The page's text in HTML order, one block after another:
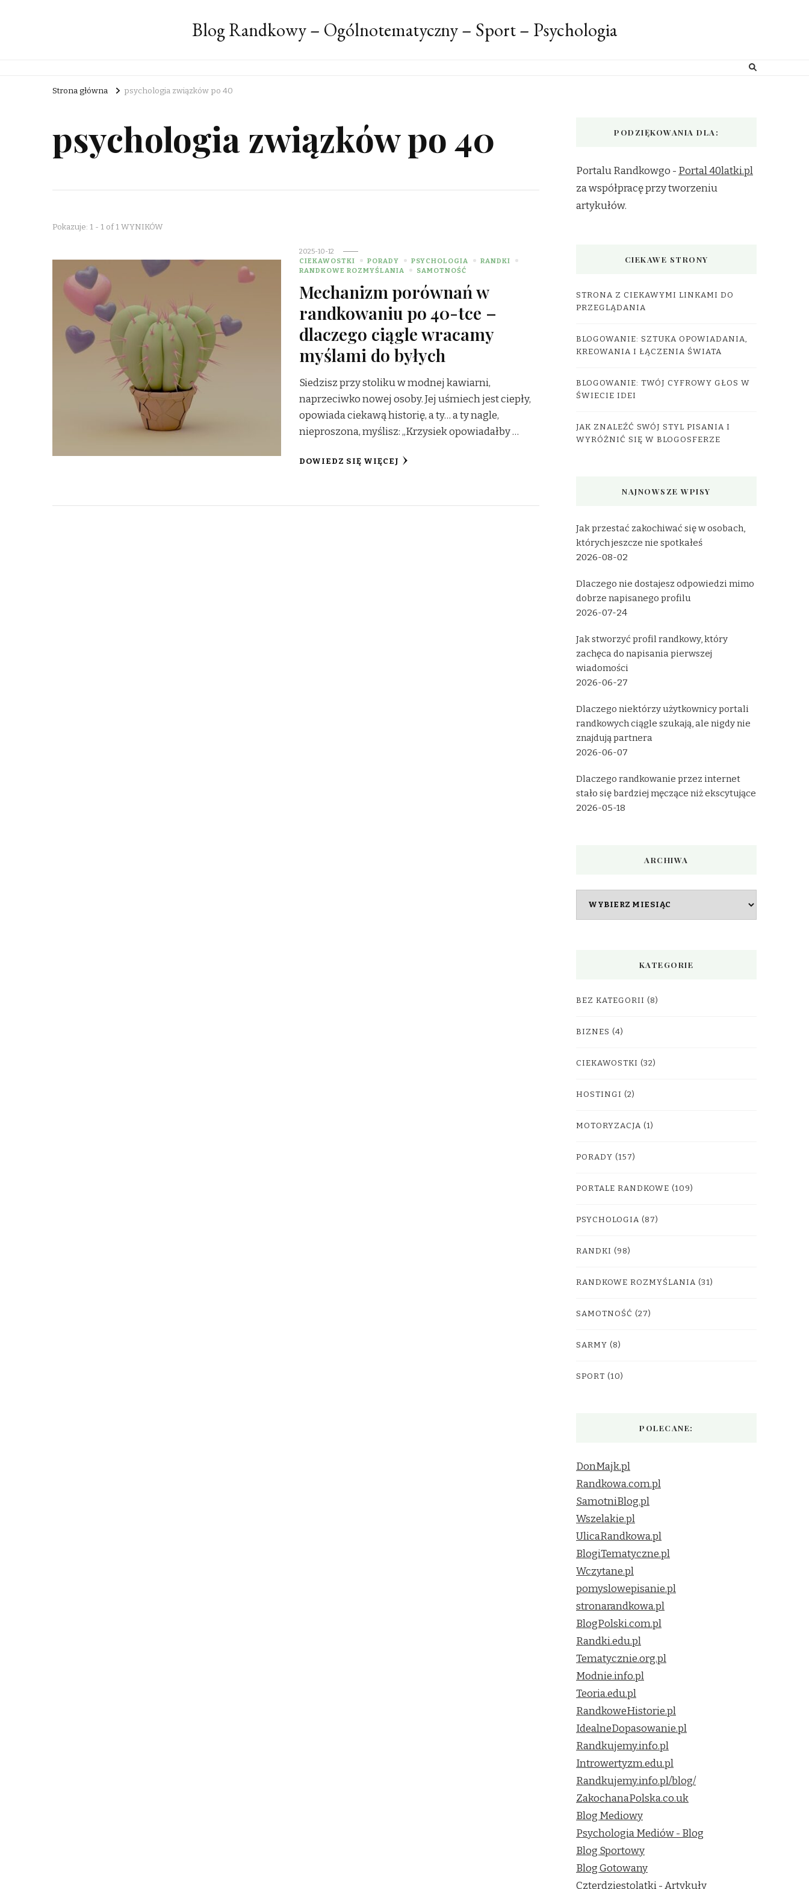
Blog Randkowy – Ogólnotematyczny – Sport – Psychologia
Strona główna psychologia związków po 40
psychologia związków po 40
Pokazuje: 1 - 1 of 1 WYNIKÓW
2025-10-12
CIEKAWOSTKI
PORADY PSYCHOLOGIA
RANDKI
RANDKOWE ROZMYŚLANIA
SAMOTNOŚĆ
Mechanizm porównań w
randkowaniu po 40-tce –
dlaczego ciągle wracamy
myślami do byłych
Siedzisz przy stoliku w modnej kawiarni,
naprzeciwko nowej osoby. Jej uśmiech jest ciepły,
opowiada ciekawą historię, a ty… a ty nagle,
nieproszona, myślisz: „Krzysiek opowiadałby …
DOWIEDZ SIĘ WIĘCEJ
PODZIĘKOWANIA DLA:
Portalu Randkowgo - Portal 40latki.pl
za współpracę przy tworzeniu
artykułów.
CIEKAWE STRONY
STRONA Z CIEKAWYMI LINKAMI DO
PRZEGLĄDANIA
BLOGOWANIE: SZTUKA OPOWIADANIA,
KREOWANIA I ŁĄCZENIA ŚWIATA
BLOGOWANIE: TWÓJ CYFROWY GŁOS W
ŚWIECIE IDEI
JAK ZNALEŹĆ SWÓJ STYL PISANIA I
WYRÓŻNIĆ SIĘ W BLOGOSFERZE
NAJNOWSZE WPISY
Jak przestać zakochiwać się w osobach,
których jeszcze nie spotkałeś
2026-08-02
Dlaczego nie dostajesz odpowiedzi mimo
dobrze napisanego profilu
2026-07-24
Jak stworzyć profil randkowy, który
zachęca do napisania pierwszej
wiadomości
2026-06-27
Dlaczego niektórzy użytkownicy portali
randkowych ciągle szukają, ale nigdy nie
znajdują partnera
2026-06-07
Dlaczego randkowanie przez internet
stało się bardziej męczące niż ekscytujące
2026-05-18
ARCHIWA
KATEGORIE
BEZ KATEGORII (8)
BIZNES (4)
CIEKAWOSTKI (32)
HOSTINGI (2)
MOTORYZACJA (1)
PORADY (157)
PORTALE RANDKOWE (109)
PSYCHOLOGIA (87)
RANDKI (98)
RANDKOWE ROZMYŚLANIA (31)
SAMOTNOŚĆ (27)
SARMY (8)
SPORT (10)
POLECANE:
DonMajk.pl
Randkowa.com.pl
SamotniBlog.pl
Wszelakie.pl
UlicaRandkowa.pl
BlogiTematyczne.pl
Wczytane.pl
pomyslowepisanie.pl
stronarandkowa.pl
BlogPolski.com.pl
Randki.edu.pl
Tematycznie.org.pl
Modnie.info.pl
Teoria.edu.pl
RandkoweHistorie.pl
IdealneDopasowanie.pl
Randkujemy.info.pl
Introwertyzm.edu.pl
Randkujemy.info.pl/blog/
ZakochanaPolska.co.uk
Blog Mediowy
Psychologia Mediów - Blog
Blog Sportowy
Blog Gotowany
Czterdziestolatki - Artykuły